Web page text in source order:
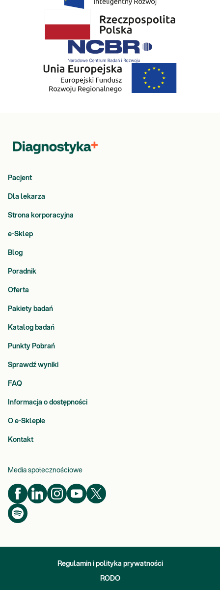
Pacjent
Dla lekarza
Strona korporacyjna
e-Sklep
Blog
Poradnik
Oferta
Pakiety badań
Katalog badań
Punkty Pobrań
Sprawdź wyniki
FAQ
Informacja o dostępności
O e-Sklepie
Kontakt
Media społecznościowe
Regulamin i polityka prywatności
RODO